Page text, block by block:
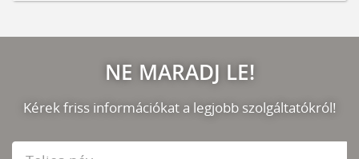
NE MARADJ LE!
Kérek friss információkat a legjobb szolgáltatókról!